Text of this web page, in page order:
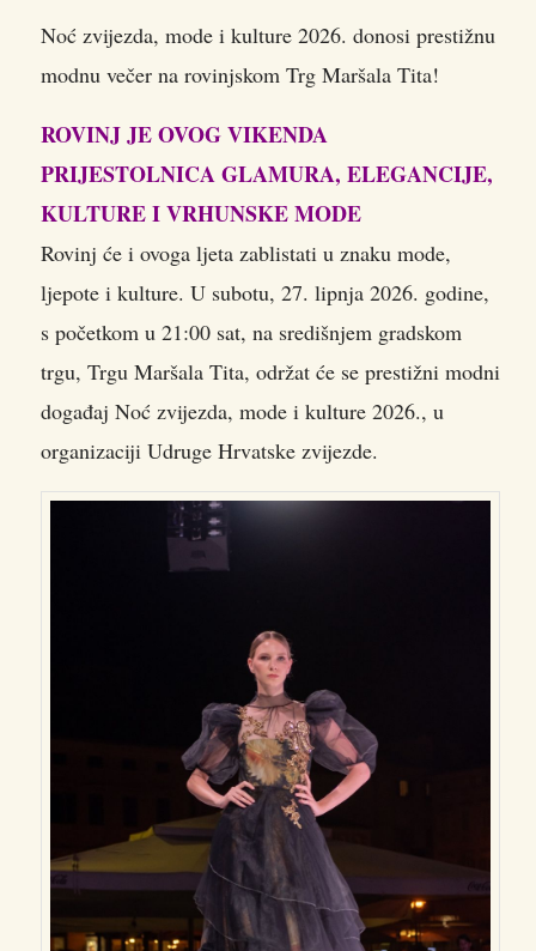
Noć zvijezda, mode i kulture 2026. donosi prestižnu
modnu večer na rovinjskom Trg Maršala Tita!
ROVINJ JE OVOG VIKENDA
PRIJESTOLNICA GLAMURA, ELEGANCIJE,
KULTURE I VRHUNSKE MODE
Rovinj će i ovoga ljeta zablistati u znaku mode,
ljepote i kulture. U subotu, 27. lipnja 2026. godine,
s početkom u 21:00 sat, na središnjem gradskom
trgu, Trgu Maršala Tita, održat će se prestižni modni
događaj Noć zvijezda, mode i kulture 2026., u
organizaciji Udruge Hrvatske zvijezde.